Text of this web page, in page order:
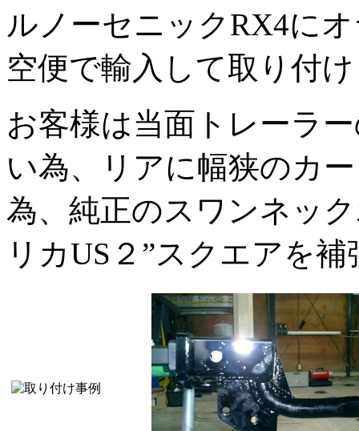
ルノーセニックRX4に
空便で輸入して取り付
お客様は当面トレーラ
い為、リアに幅狭のカ
為、純正のスワンネッ
リカUS２”スクエアを